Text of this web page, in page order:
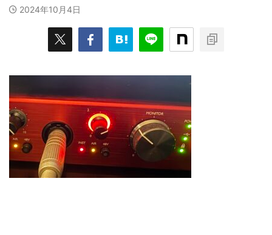
2024年10月4日